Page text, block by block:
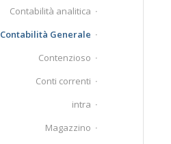
Contabilità analitica
Contabilità Generale
Contenzioso
Conti correnti
intra
Magazzino